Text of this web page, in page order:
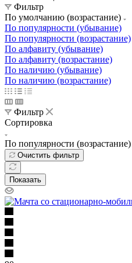
Фильтр
По умолчанию (возрастание)
По популярности (убывание)
По популярности (возрастание)
По алфавиту (убывание)
По алфавиту (возрастание)
По наличию (убывание)
По наличию (возрастание)
Фильтр
Сортировка
По популярности (возрастание)
Очистить фильтр
Показать